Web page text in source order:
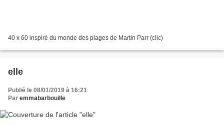
40 x 60 inspiré du monde des plages de Martin Parr (clic)
elle
Publié le 08/01/2019 à 16:21
Par emmabarbouille